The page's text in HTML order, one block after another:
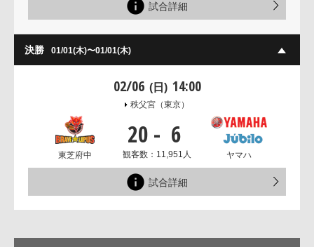
試合詳細
決勝 01/01(木)〜01/01(木)
02/06 (日) 14:00
秩父宮 （東京）
東芝府中
20 - 6
観客数：11,951人 ヤマハ
試合詳細